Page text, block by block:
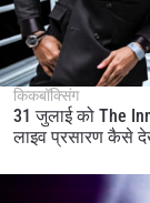
किकबॉक्सिंग
31 जुलाई को The
लाइव प्रसारण कैसे